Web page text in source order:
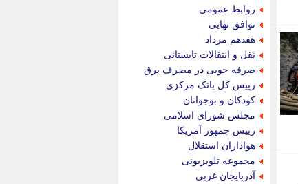
روابط عمومی
توافق نهایی
هفدهم مرداد
نقل و انتقالات تابستانی
صرفه جویی در مصرف برق
رییس کل بانک مرکزی
کودکان و نوجوانان
مجلس شورای اسلامی
رییس جمهور آمریکا
هواداران استقلال
مجموعه تلویزیونی
آذربایجان غربی